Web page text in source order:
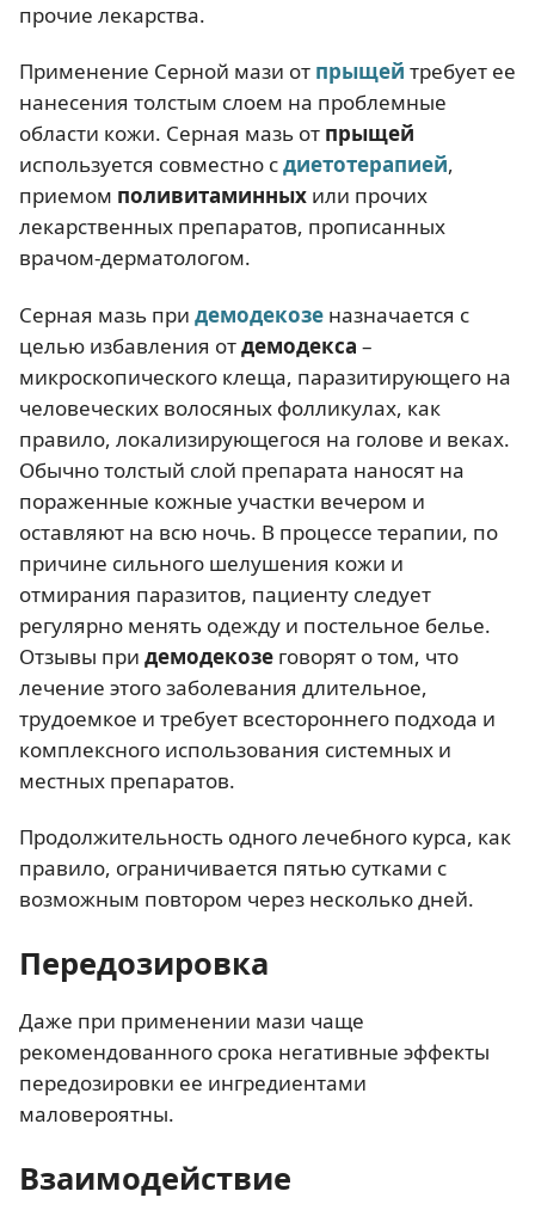
прочие лекарства.
Применение Серной мази от прыщей требует ее
нанесения толстым слоем на проблемные
области кожи. Серная мазь от прыщей
используется совместно сдиетотерапией,
приемом поливитаминных или прочих
лекарственных препаратов, прописанных
врачом-дерматологом.
Серная мазь при демодекозе назначается с
целью избавления отдемодекса –
микроскопического клеща, паразитирующего на
человеческих волосяных фолликулах, как
правило, локализирующегося на голове и веках.
Обычно толстый слой препарата наносят на
пораженные кожные участки вечером и
оставляют на всю ночь. В процессе терапии, по
причине сильного шелушения кожи и
отмирания паразитов, пациенту следует
регулярно менять одежду и постельное белье.
Отзывы при демодекозе говорят о том, что
лечение этого заболевания длительное,
трудоемкое и требует всестороннего подхода и
комплексного использования системных и
местных препаратов.
Продолжительность одного лечебного курса, как
правило, ограничивается пятью сутками с
возможным повтором через несколько дней.
Передозировка
Даже при применении мази чаще
рекомендованного срока негативные эффекты
передозировки ее ингредиентами
маловероятны.
Взаимодействие